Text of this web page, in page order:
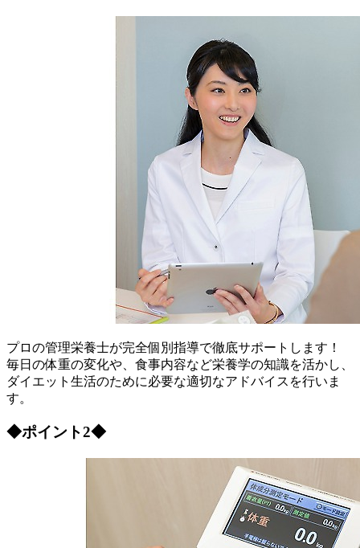
プロの管理栄養士が完全個別指導で徹底サポートします！
毎日の体重の変化や、食事内容など栄養学の知識を活かし、
ダイエット生活のために必要な適切なアドバイスを行いま
す。
◆ポイント2◆